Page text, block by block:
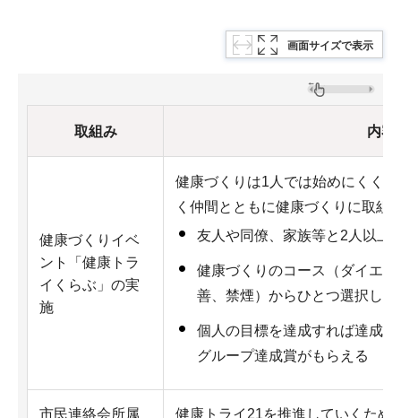
画面サイズで表示
取組み 内容
健康づくりイベ
ント「健康トラ
イくらぶ」の実
施
健康づくりは1人では始めにくく
く仲間とともに健康づくりに取組
友人や同僚、家族等と2人以上
健康づくりのコース（ダイエ
善、禁煙）からひとつ選択し
個人の目標を達成すれば達成
グループ達成賞がもらえる
市民連絡会所属
健康トライ21を推進していくため